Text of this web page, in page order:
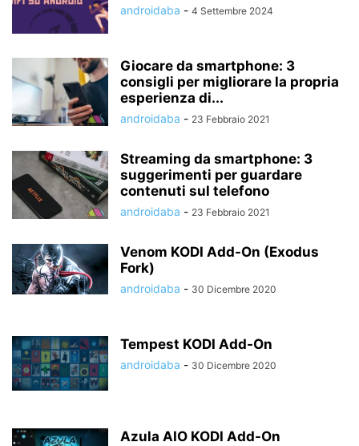
androidaba - 4 Settembre 2024
Giocare da smartphone: 3
consigli per migliorare la propria
esperienza di...
androidaba - 23 Febbraio 2021
Streaming da smartphone: 3
suggerimenti per guardare
contenuti sul telefono
androidaba - 23 Febbraio 2021
Venom KODI Add-On (Exodus
Fork)
androidaba - 30 Dicembre 2020
Tempest KODI Add-On
androidaba - 30 Dicembre 2020
Azula AIO KODI Add-On